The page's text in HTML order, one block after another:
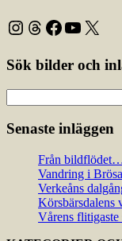
Instagram
Threads
Facebook
YouTube
X
Sök bilder och
efter:
Senaste inläggen
Från
Vandring i
Verkeåns
Körsbärsdalens
Vårens flitigaste